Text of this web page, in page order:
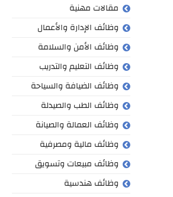
مقالات مهنية
وظائف الإدارة والأعمال
وظائف الأمن والسلامة
وظائف التعليم والتدريب
وظائف الضيافة والسياحة
وظائف الطب والصيدلة
وظائف العمالة والصيانة
وظائف مالية ومصرفية
وظائف مبيعات وتسويق
وظائف هندسية